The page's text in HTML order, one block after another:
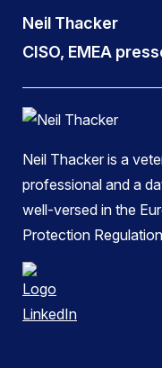
Neil Thacker
CISO, EMEA
Neil Thacker is a
professional and a
well-versed in the
Protection